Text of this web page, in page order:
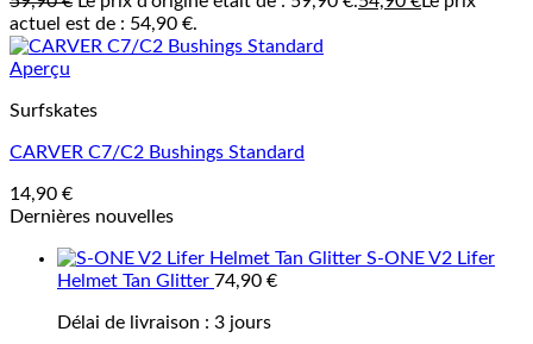
actuel est de : 54,90 €.
Aperçu
Surfskates
CARVER C7/C2 Bushings Standard
14,90 €
Dernières nouvelles
S-ONE V2 Lifer
Helmet Tan Glitter 74,90 €
Délai de livraison : 3 jours